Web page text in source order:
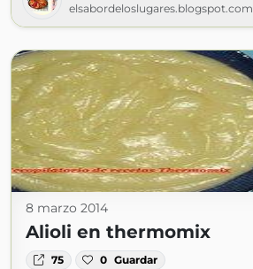
elsabordeloslugares.blogspot.com
8 marzo 2014
Alioli en thermomix
75 0 Guardar